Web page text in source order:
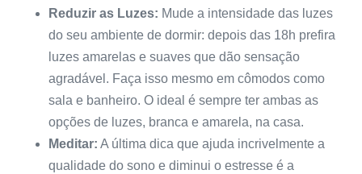
Reduzir as Luzes: Mude a intensidade das luzes
do seu ambiente de dormir: depois das 18h prefira
luzes amarelas e suaves que dão sensação
agradável. Faça isso mesmo em cômodos como
sala e banheiro. O ideal é sempre ter ambas as
opções de luzes, branca e amarela, na casa.
Meditar: A última dica que ajuda incrivelmente a
qualidade do sono e diminui o estresse é a